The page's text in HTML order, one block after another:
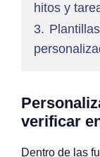
hitos y
3.
verificar
Dentro de las